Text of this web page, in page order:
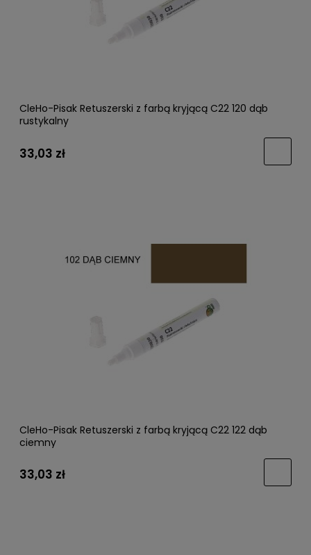
CleHo-Pisak Retuszerski z farbą kryjącą C22 120 dąb
rustykalny
33,03 zł
CleHo-Pisak Retuszerski z farbą kryjącą C22 122 dąb
ciemny
33,03 zł